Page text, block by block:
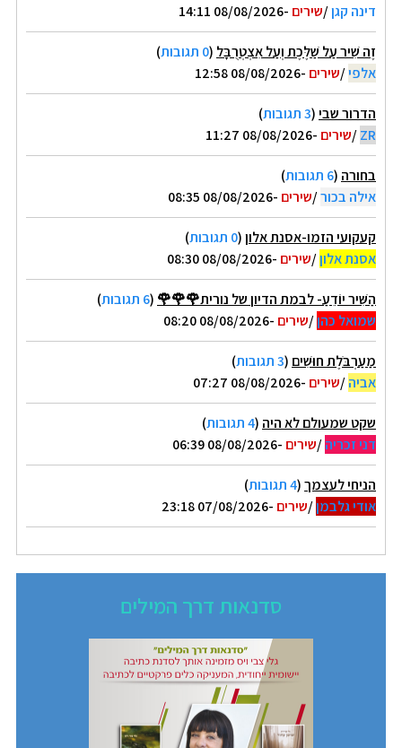
דינה קגן/שירים -08/08/2026 14:11
זֶה שִׁיר עַל שַׁלֶּכֶת וְעַל אִצְטְרֻבָּל (0 תגובות
)
אלפי/שירים -08/08/2026 12:58
הדרור שבי(3 תגובות
)
ZR
/שירים -08/08/2026 11:27
בחורה (6 תגובות
)
אילה בכור/שירים -08/08/2026 08:35
קעקועי הזמו-אסנת אלון(0 תגובות
)
אסנת אלון/שירים -08/08/2026 08:30
הַשִּׁיר יוֹדֵעַ- לבמת הדיון של נורית🌹🌹🌹 (6 תגובות
)
שמואל כהן/שירים -08/08/2026 08:20
מַעַרְבֹּלֶת חוּשִׁים (3 תגובות
)
אביה/שירים -08/08/2026 07:27
שקט שמעולם לא היה (4 תגובות
)
דני זכריה/שירים -08/08/2026 06:39
הניחי לעצמך(4 תגובות
)
אודי גלבמן/שירים -07/08/2026 23:18
סדנאות דרך המילים